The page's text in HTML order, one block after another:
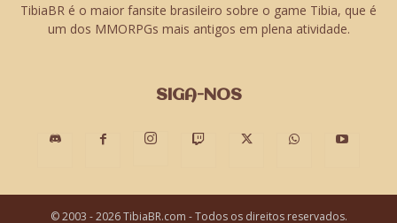
TibiaBR é o maior fansite brasileiro sobre o game Tibia, que é
um dos MMORPGs mais antigos em plena atividade.
SIGA-NOS
© 2003 - 2026 TibiaBR.com - Todos os direitos reservados.